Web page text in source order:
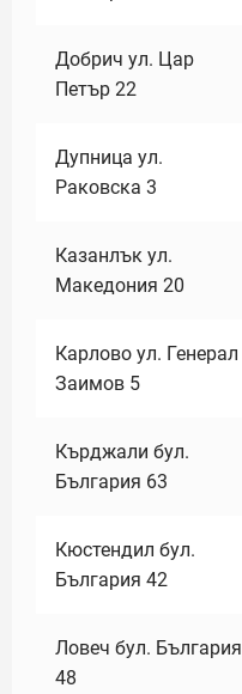
Добрич ул. Цар
Петър 22
Дупница ул.
Раковска 3
Казанлък ул.
Македония 20
Карлово ул. Генерал
Заимов 5
Кърджали бул.
България 63
Кюстендил бул.
България 42
Ловеч бул. България
48